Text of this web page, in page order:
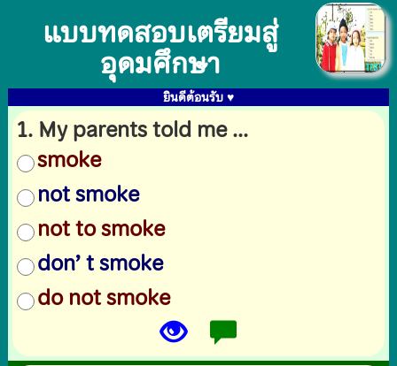
แบบทดสอบเตรียมสู่
อุดมศึกษา
ยินดีต้อนรับ ♥
1. My parents told me ...
smoke
not smoke
not to smoke
don’ t smoke
do not smoke